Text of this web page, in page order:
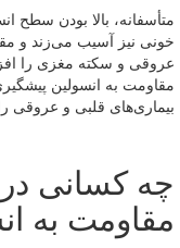
متأسفانه، بالا بودن سطح
خونی نیز آسیب می‌زند و
عروقی و سکته مغزی را
مقاومت به انسولین
بیماری‌های قلبی و عروقی را
چه کسانی در
مقاومت به